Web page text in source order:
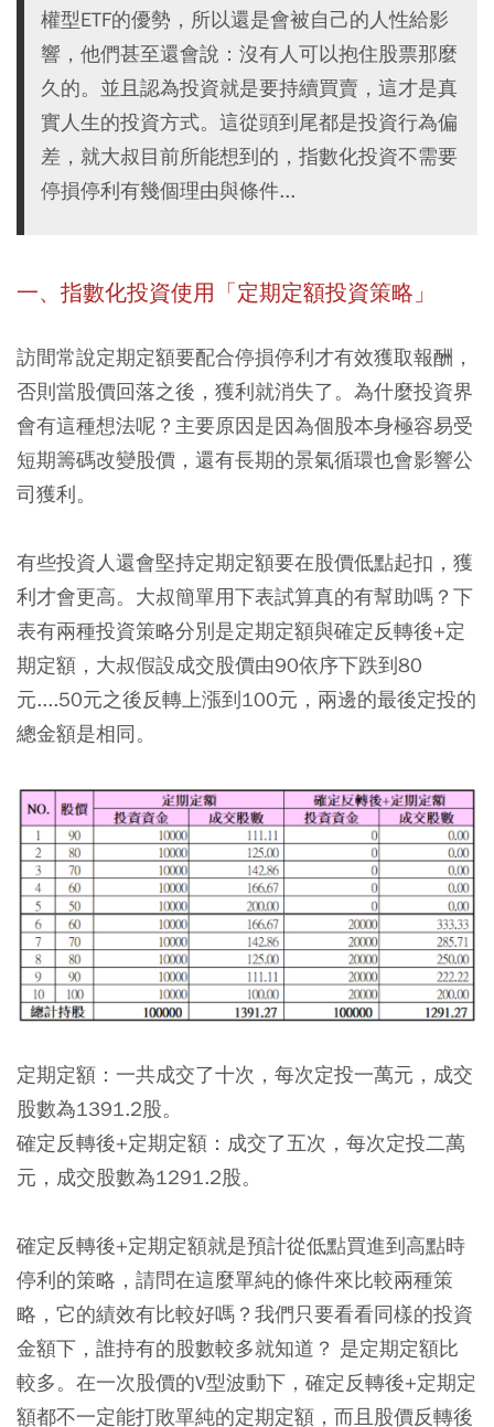
權型ETF的優勢，所以還是會被自己的人性給影
響，他們甚至還會說：沒有人可以抱住股票那麼
久的。並且認為投資就是要持續買賣，這才是真
實人生的投資方式。這從頭到尾都是投資行為偏
差，就大叔目前所能想到的，指數化投資不需要
停損停利有幾個理由與條件...
一、指數化投資使用「定期定額投資策略」
訪間常說定期定額要配合停損停利才有效獲取報酬，
否則當股價回落之後，獲利就消失了。為什麼投資界
會有這種想法呢？主要原因是因為個股本身極容易受
短期籌碼改變股價，還有長期的景氣循環也會影響公
司獲利。
有些投資人還會堅持定期定額要在股價低點起扣，獲
利才會更高。大叔簡單用下表試算真的有幫助嗎？下
表有兩種投資策略分別是定期定額與確定反轉後+定
期定額，大叔假設成交股價由90依序下跌到80
元....50元之後反轉上漲到100元，兩邊的最後定投的
總金額是相同。
定期定額：一共成交了十次，每次定投一萬元，成交
股數為1391.2股。
確定反轉後+定期定額：成交了五次，每次定投二萬
元，成交股數為1291.2股。
確定反轉後+定期定額就是預計從低點買進到高點時
停利的策略，請問在這麼單純的條件來比較兩種策
略，它的績效有比較好嗎？我們只要看看同樣的投資
金額下，誰持有的股數較多就知道？ 是定期定額比
較多。在一次股價的V型波動下，確定反轉後+定期定
額都不一定能打敗單純的定期定額，而且股價反轉後